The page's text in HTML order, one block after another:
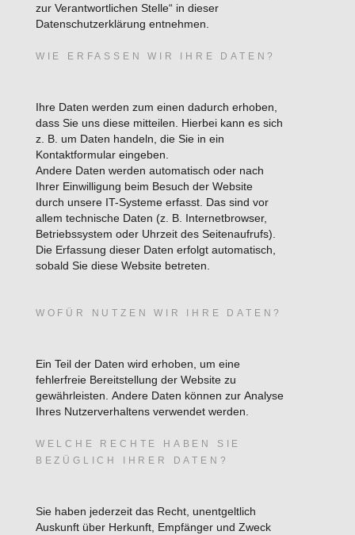
zur Verantwortlichen Stelle“ in dieser
Datenschutzerklärung entnehmen.
WIE ERFASSEN WIR IHRE DATEN?
Ihre Daten werden zum einen dadurch erhoben,
dass Sie uns diese mitteilen. Hierbei kann es sich
z. B. um Daten handeln, die Sie in ein
Kontaktformular eingeben.
Andere Daten werden automatisch oder nach
Ihrer Einwilligung beim Besuch der Website
durch unsere IT-Systeme erfasst. Das sind vor
allem technische Daten (z. B. Internetbrowser,
Betriebssystem oder Uhrzeit des Seitenaufrufs).
Die Erfassung dieser Daten erfolgt automatisch,
sobald Sie diese Website betreten.
WOFÜR NUTZEN WIR IHRE DATEN?
Ein Teil der Daten wird erhoben, um eine
fehlerfreie Bereitstellung der Website zu
gewährleisten. Andere Daten können zur Analyse
Ihres Nutzerverhaltens verwendet werden.
WELCHE RECHTE HABEN SIE
BEZÜGLICH IHRER DATEN?
Sie haben jederzeit das Recht, unentgeltlich
Auskunft über Herkunft, Empfänger und Zweck